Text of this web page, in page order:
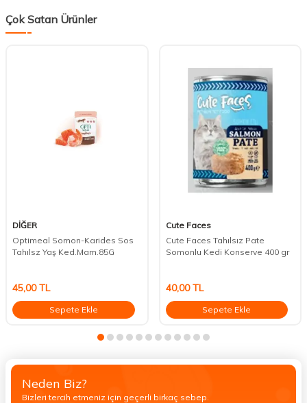
Çok Satan Ürünler
DİĞER
Optimeal Somon-Karides Sos
Tahılsz Yaş Ked.Mam.85G
45,00TL
Sepete Ekle
Cute Faces
Cute Faces Tahılsız Pate
Somonlu Kedi Konserve 400 gr
40,00TL
Sepete Ekle
Neden Biz?
Bizleri tercih etmeniz için geçerli birkaç sebep.